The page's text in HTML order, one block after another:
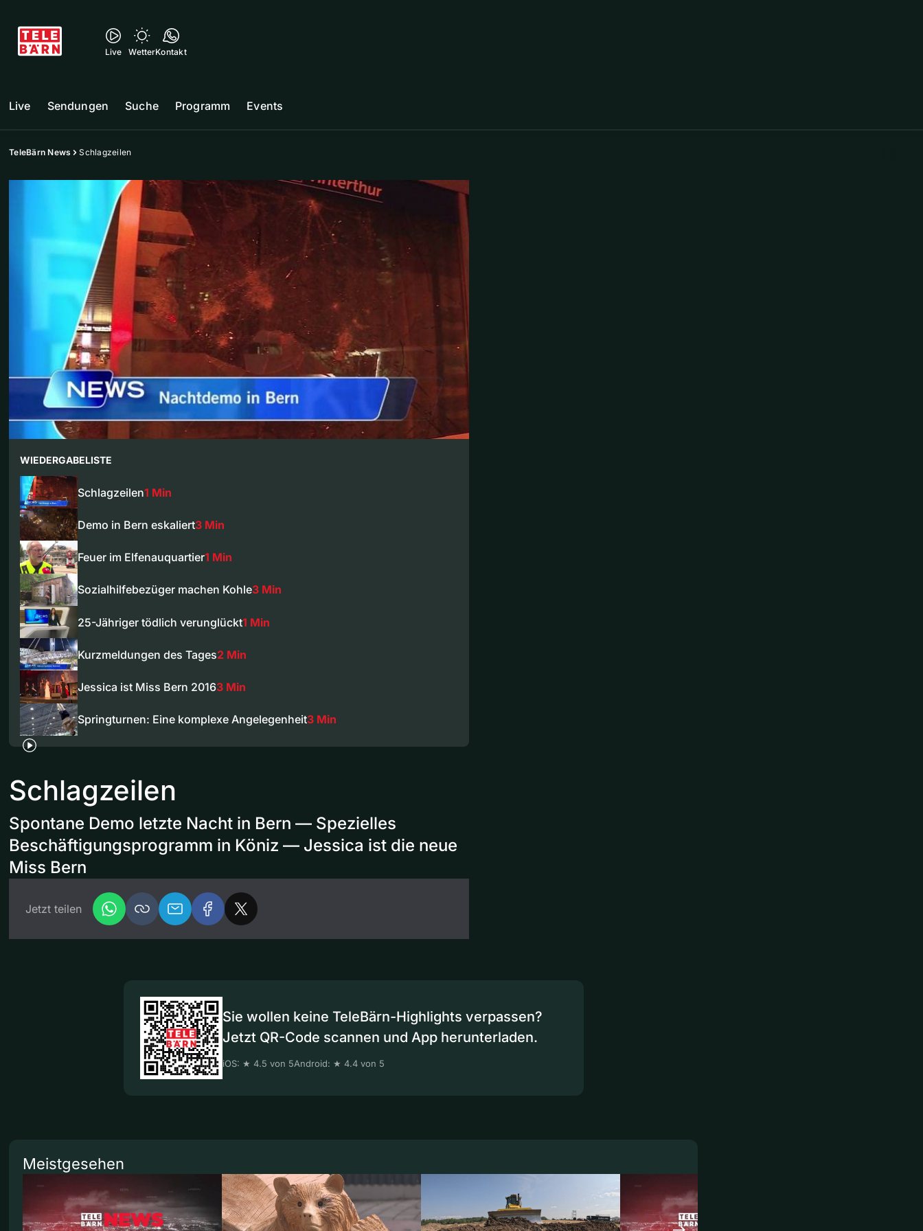
Live WetterKontakt
Live Sendungen Suche Programm Events
TeleBärn News Schlagzeilen
WIEDERGABELISTE
Schlagzeilen1 Min
Demo in Bern eskaliert3 Min
Feuer im Elfenauquartier1 Min
Sozialhilfebezüger machen Kohle3 Min
25-Jähriger tödlich verunglückt1 Min
Kurzmeldungen des Tages2 Min
Jessica ist Miss Bern 20163 Min
Springturnen: Eine komplexe Angelegenheit3 Min
Schlagzeilen
Spontane Demo letzte Nacht in Bern — Spezielles
Beschäftigungsprogramm in Köniz — Jessica ist die neue
Miss Bern
Jetzt teilen
Sie wollen keine TeleBärn-Highlights verpassen?
Jetzt QR-Code scannen und App herunterladen.
iOS: ★ 4.5 von 5Android: ★ 4.4 von 5
Meistgesehen